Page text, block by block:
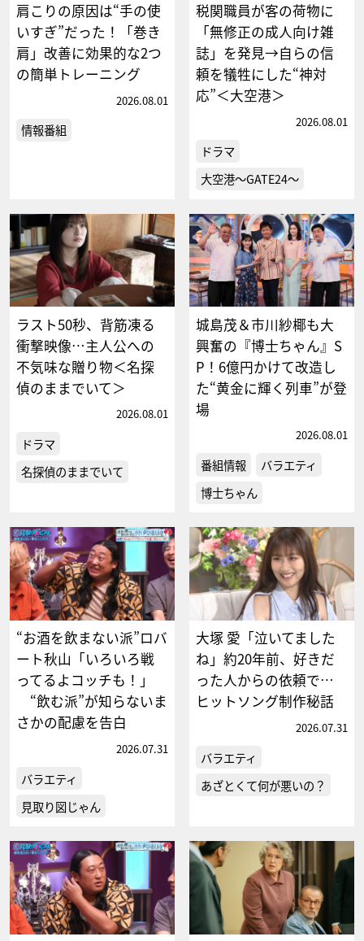
肩こりの原因は“手の使
いすぎ”だった！「巻き
肩」改善に効果的な2つ
の簡単トレーニング
2026.08.01
情報番組
税関職員が客の荷物に
「無修正の成人向け雑
誌」を発見→自らの信
頼を犠牲にした“神対
応”＜大空港＞
2026.08.01
ドラマ
大空港～GATE24～
ラスト50秒、背筋凍る
衝撃映像…主人公への
不気味な贈り物＜名探
偵のままでいて＞
2026.08.01
ドラマ
名探偵のままでいて
城島茂＆市川紗椰も大
興奮の『博士ちゃん』S
P！6億円かけて改造し
た“黄金に輝く列車”が登
場
2026.08.01
番組情報
バラエティ
博士ちゃん
“お酒を飲まない派”ロバ
ート秋山「いろいろ戦
ってるよコッチも！」
“飲む派”が知らないま
さかの配慮を告白
2026.07.31
バラエティ
見取り図じゃん
大塚 愛「泣いてました
ね」約20年前、好きだ
った人からの依頼で…
ヒットソング制作秘話
2026.07.31
バラエティ
あざとくて何が悪いの？